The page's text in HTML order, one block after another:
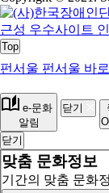
Top
펀서울 펀서울 바로
e-문화
알림
닫기
닫기
맞춤 문화정보
기간의 맞춤 문화